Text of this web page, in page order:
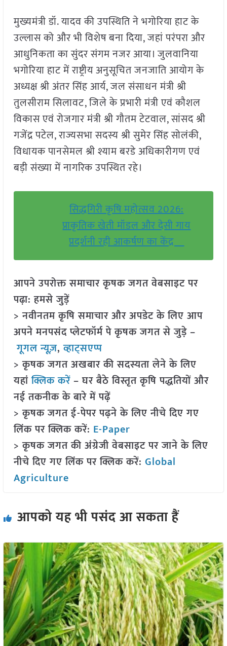
मुख्यमंत्री डॉ. यादव की उपस्थिति ने भगोरिया हाट के
उल्लास को और भी विशेष बना दिया, जहां परंपरा और
आधुनिकता का सुंदर संगम नजर आया। जुलवानिया
भगोरिया हाट में राष्ट्रीय अनुसूचित जनजाति आयोग के
अध्यक्ष श्री अंतर सिंह आर्य, जल संसाधन मंत्री श्री
तुलसीराम सिलावट, जिले के प्रभारी मंत्री एवं कौशल
विकास एवं रोजगार मंत्री श्री गौतम टेटवाल, सांसद श्री
गजेंद्र पटेल, राज्यसभा सदस्य श्री सुमेर सिंह सोलंकी,
विधायक पानसेमल श्री श्याम बरडे अधिकारीगण एवं
बड़ी संख्या में नागरिक उपस्थित रहे।
सिद्धगिरी कृषि महोत्सव 2026:
प्राकृतिक खेती मॉडल और देसी गाय
प्रदर्शनी रही आकर्षण का केंद्र
आपने उपरोक्त समाचार कृषक जगत वेबसाइट पर
पढ़ा: हमसे जुड़ें
> नवीनतम कृषि समाचार और अपडेट के लिए आप
अपने मनपसंद प्लेटफॉर्म पे कृषक जगत से जुड़े –
गूगल न्यूज़,व्हाट्सएप्प
> कृषक जगत अखबार की सदस्यता लेने के लिए
यहांक्लिक करें– घर बैठे विस्तृत कृषि पद्धतियों और
नई तकनीक के बारे में पढ़ें
> कृषक जगत ई-पेपर पढ़ने के लिए नीचे दिए गए
लिंक पर क्लिक करें: E-Paper
> कृषक जगत की अंग्रेजी वेबसाइट पर जाने के लिए
नीचे दिए गए लिंक पर क्लिक करें: Global
Agriculture
आपको यह भी पसंद आ सकता हैं